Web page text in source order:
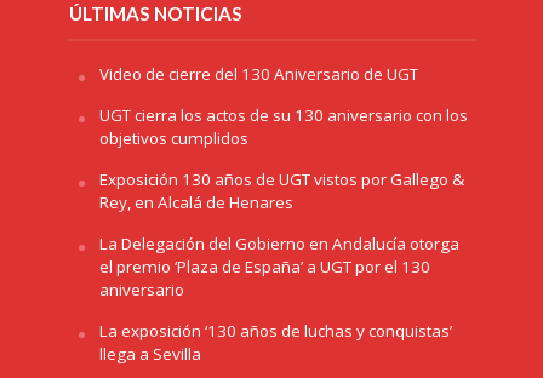
ÚLTIMAS NOTICIAS
Video de cierre del 130 Aniversario de UGT
UGT cierra los actos de su 130 aniversario con los
objetivos cumplidos
Exposición 130 años de UGT vistos por Gallego &
Rey, en Alcalá de Henares
La Delegación del Gobierno en Andalucía otorga
el premio ‘Plaza de España’ a UGT por el 130
aniversario
La exposición ‘130 años de luchas y conquistas’
llega a Sevilla